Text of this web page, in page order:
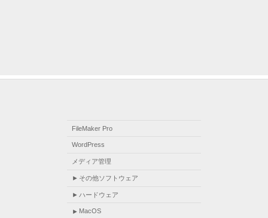
FileMaker Pro
WordPress
メディア管理
その他ソフトウェア
ハードウェア
MacOS